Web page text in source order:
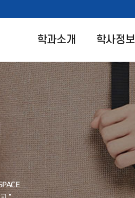
학과소개 학사정보